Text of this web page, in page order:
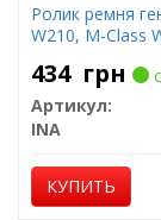
Ролик ремня
W210, M-Class
434 грн
Артикул:
INA
КУПИТЬ